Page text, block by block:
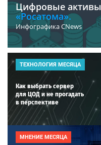
Цифровые активы
«Росатома».
Инфографика CNews
ТЕХНОЛОГИЯ МЕСЯЦА
Как выбрать сервер
для ЦОД и не прогадать
в перспективе
МНЕНИЕ МЕСЯЦА